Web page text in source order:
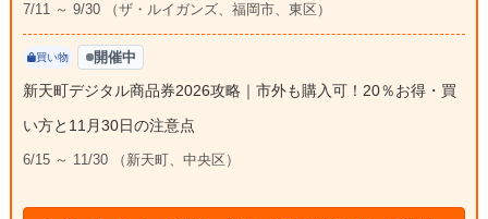
7/11 ～ 9/30 （ザ・ルイガンズ、福岡市、東区）
買い物 開催中
新天町デジタル商品券2026攻略｜市外も購入可！20％お得・買
い方と11月30日の注意点
6/15 ～ 11/30 （新天町、中央区）